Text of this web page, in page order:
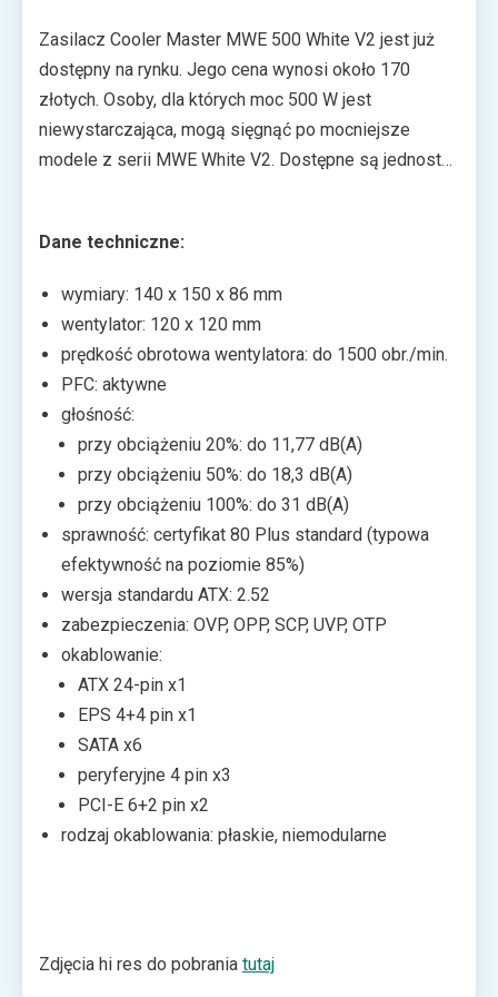
Zasilacz Cooler Master MWE 500 White V2 jest już
dostępny na rynku. Jego cena wynosi około 170
złotych. Osoby, dla których moc 500 W jest
niewystarczająca, mogą sięgnąć po mocniejsze
modele z serii MWE White V2. Dostępne są jednostki
Dane techniczne:
wymiary: 140 x 150 x 86 mm
wentylator: 120 x 120 mm
prędkość obrotowa wentylatora: do 1500 obr./min.
PFC: aktywne
głośność:
przy obciążeniu 20%: do 11,77 dB(A)
przy obciążeniu 50%: do 18,3 dB(A)
przy obciążeniu 100%: do 31 dB(A)
sprawność: certyfikat 80 Plus standard (typowa
efektywność na poziomie 85%)
wersja standardu ATX: 2.52
zabezpieczenia: OVP, OPP, SCP, UVP, OTP
okablowanie:
ATX 24-pin x1
EPS 4+4 pin x1
SATA x6
peryferyjne 4 pin x3
PCI-E 6+2 pin x2
rodzaj okablowania: płaskie, niemodularne
Zdjęcia hi res do pobrania tutaj